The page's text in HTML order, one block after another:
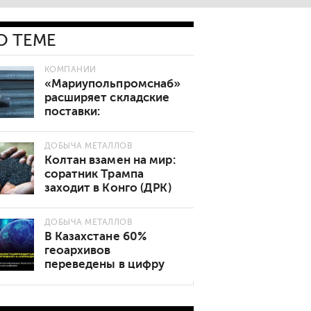
ТЕМЕ
КОМПАНИИ
«Мариупольпромснаб»
расширяет складские
поставки:
стали теперь в наличии
ДОБЫЧА МЕТАЛЛОВ
Колтан взамен на мир:
соратник Трампа
заходит в Конго (ДРК)
ДОБЫЧА МЕТАЛЛОВ
В Казахстане 60%
геоархивов
переведены в цифру